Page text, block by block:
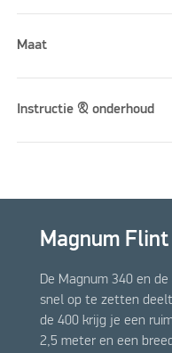
Maat
Instructie & onderhoud
Magnum Flint
De Magnum 340 en
snel op te zetten
de 400 krijg je een
2,5 meter en een